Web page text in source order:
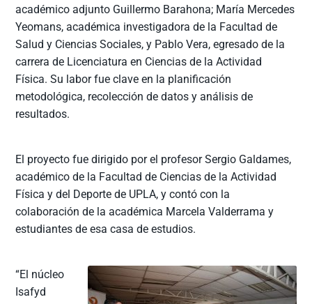
académico adjunto Guillermo Barahona; María Mercedes
Yeomans, académica investigadora de la Facultad de
Salud y Ciencias Sociales, y Pablo Vera, egresado de la
carrera de Licenciatura en Ciencias de la Actividad
Física. Su labor fue clave en la planificación
metodológica, recolección de datos y análisis de
resultados.
El proyecto fue dirigido por el profesor Sergio Galdames,
académico de la Facultad de Ciencias de la Actividad
Física y del Deporte de UPLA, y contó con la
colaboración de la académica Marcela Valderrama y
estudiantes de esa casa de estudios.
“El núcleo
Isafyd